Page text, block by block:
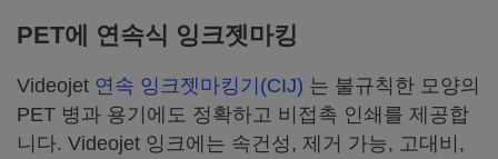
PET에 연속식 잉크젯마킹
Videojet 연속 잉크젯마킹기(CIJ) 는 불규칙한 모양의
PET 병과 용기에도 정확하고 비접촉 인쇄를 제공합
니다. Videojet 잉크에는 속건성, 제거 가능, 고대비,